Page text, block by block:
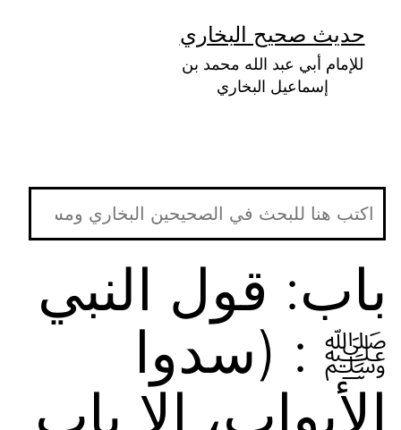
المحتوى
حديث صحيح البخاري
للإمام أبي عبد الله محمد بن
إسماعيل البخاري
باب: قول النبي
ﷺ : (سدوا
الأبواب، إلا باب